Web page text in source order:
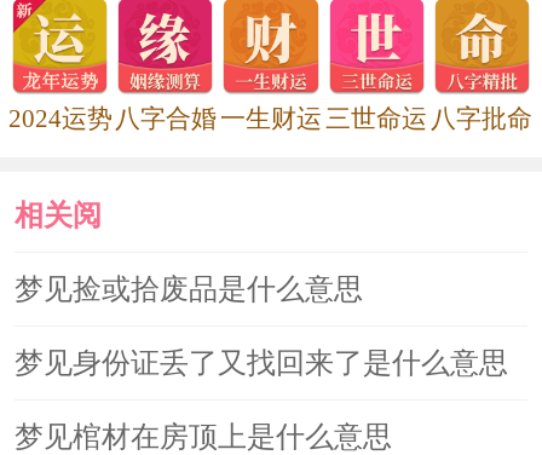
2024运势 八字合婚一生财运三世命运 八字批命
相关阅
读
梦见捡或拾废品是什么意思
梦见身份证丢了又找回来了是什么意思
梦见棺材在房顶上是什么意思